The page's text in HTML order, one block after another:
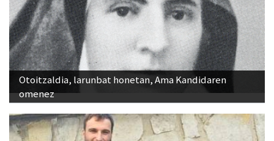
Otoitzaldia, larunbat honetan, Ama Kandidaren
omenez